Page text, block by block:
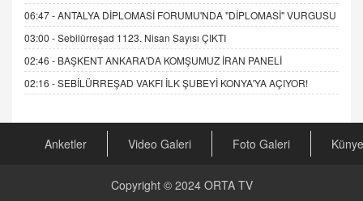
06:47 -ANTALYA DİPLOMASİ FORUMU'NDA "DİPLOMASİ" VURGUSU
03:00 -Sebilürreşad 1123. Nisan Sayısı ÇIKTI
02:46 - BAŞKENT ANKARA'DA KOMŞUMUZ İRAN PANELİ
02:16 -SEBİLÜRREŞAD VAKFI İLK ŞUBEYİ KONYA'YA AÇIYOR!
Anketler Video Galeri Foto Galeri Künye
Copyright © 2024 ORTA TV